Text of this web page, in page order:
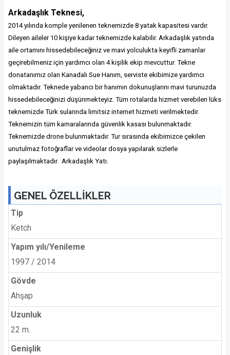
Arkadaşlık Teknesi,
2014 yılında komple yenilenen teknemizde 8 yatak kapasitesi vardır.
Dileyen aileler 10 kişiye kadar teknemizde kalabilir. Arkadaşlık yatında
aile ortamını hissedebileceğiniz ve mavi yolculukta keyifli zamanlar
geçirebilmeniz için yardımcı olan 4 kişilik ekip mevcuttur. Tekne
donatanımız olan Kanadalı Sue Hanım, serviste ekibimize yardımcı
olmaktadır. Teknede yabancı bir hanımın dokunuşlarını mavi turunuzda
hissedebileceğinizi düşünmekteyiz. Tüm rotalarda hizmet verebilen lüks
teknemizde Türk sularında limitsiz internet hizmeti verilmektedir.
Teknemizin tüm kamaralarında güvenlik kasası bulunmaktadır.
Teknemizde drone bulunmaktadır. Tur sırasında ekibimizce çekilen
unutulmaz fotoğraflar ve videolar dosya yapılarak sizlerle
paylaşılmaktadır. Arkadaşlık Yatı.
GENEL ÖZELLİKLER
Tip
Ketch
Yapım yılı/Yenileme
1997 / 2014
Gövde
Ahşap
Uzunluk
22 m.
Genişlik